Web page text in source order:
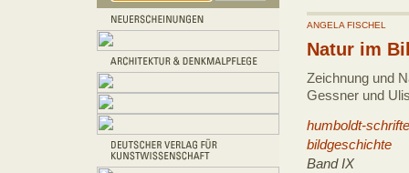
ANGELA FISCHEL
Natur im
Zeichnung und
Gessner und
humboldt-
bildgeschichte
Band IX